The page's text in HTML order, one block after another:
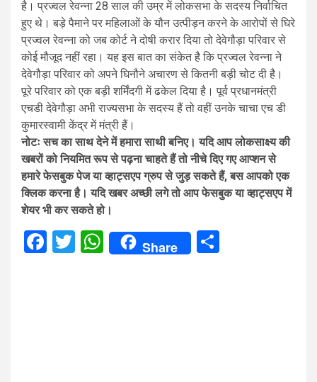
है। प्रज्वल रेवन्ना 28 साल की उम्र में लोकसभा के सदस्य निर्वाचित
हुए थे। बड़े पैमाने पर महिलाओं के यौन उत्पीड़न करने के आरोपों से घिरे
प्रज्वल रेवन्ना को जब कोर्ट ने दोषी करार दिया तो देवेगौड़ा परिवार से
कोई मौजूद नहीं रहा। यह इस बात का संकेत है कि प्रज्वल रेवन्ना ने
देवेगौड़ा परिवार को अपने घिनौने अचारण से कितनी बड़ी चोट दी है।
पूरे परिवार को एक बड़ी शर्मिंदगी में ढकेल दिया है। पूर्व प्रधानमंत्री
एचडी देवेगौड़ा अभी राज्यसभा के सदस्य हैं तो वहीं उनके चाचा एच डी
कुमारस्वामी केंद्र में मंत्री हैं।
नोटः सच का साथ देने में हमारा साथी बनिए। यदि आप लोकसाक्ष्य की
खबरों को नियमित रूप से पढ़ना चाहते हैं तो नीचे दिए गए आप्शन से
हमारे फेसबुक पेज या व्हाट्सएप ग्रुप से जुड़ सकते हैं, बस आपको एक
क्लिक करना है। यदि खबर अच्छी लगे तो आप फेसबुक या व्हाट्सएप में
शेयर भी कर सकते हो।
Facebook
Twitter
WhatsApp
Share